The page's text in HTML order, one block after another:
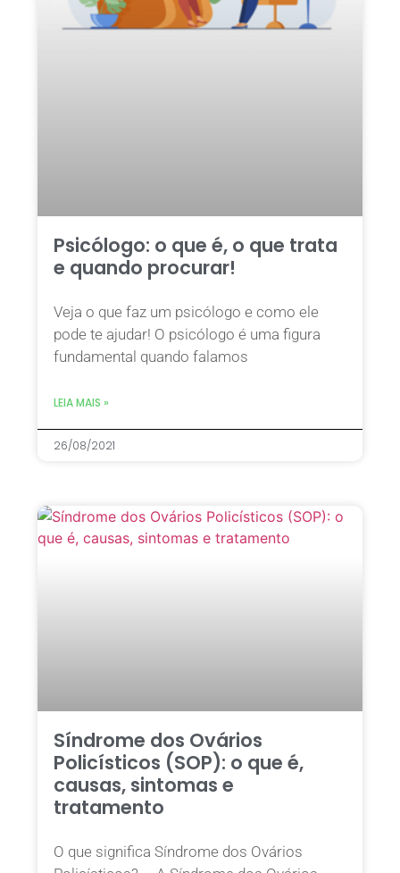
Psicólogo: o que é, o que trata
e quando procurar!
Veja o que faz um psicólogo e como ele
pode te ajudar! O psicólogo é uma figura
fundamental quando falamos
LEIA MAIS »
26/08/2021
Síndrome dos Ovários
Policísticos (SOP): o que é,
causas, sintomas e
tratamento
O que significa Síndrome dos Ovários